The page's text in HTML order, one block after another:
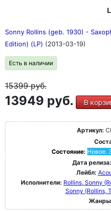
Sonny Rollins (geb. 1930) -
Edition) (LP) (2013-03-19)
Есть в наличии
15399руб.
13949 руб. В
Артикул:
Состояние: Новое.
Дата релиза:
Лейбл:
Исполнители: Rollins, Sonny
Sonny (Rollins,